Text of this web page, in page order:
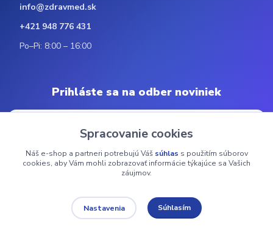
info@zdravmed.sk
+421 948 776 431
Po–Pi: 8:00 – 16:00
Prihláste sa na odber noviniek
Odoberať
© 2024 ZdravMed.sk | Všetky práva vyhradené
Spracovanie cookies
Náš e-shop a partneri potrebujú Váš súhlas s použitím súborov
cookies, aby Vám mohli zobrazovať informácie týkajúce sa Vašich
záujmov.
Nastavenia Súhlasím